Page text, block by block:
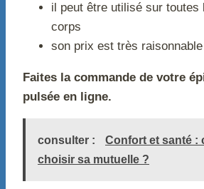
il peut être utilisé sur toutes
corps
son prix est très
Faites la commande de votre
pulsée en ligne.
consulter :
Confort et santé :
choisir sa mutuelle ?